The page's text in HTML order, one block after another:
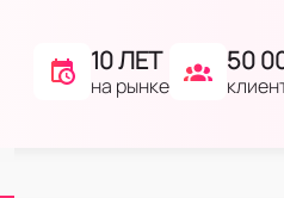
10 ЛЕТ
на рынке
50